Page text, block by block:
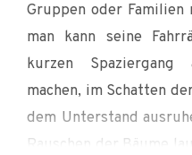
Gruppen oder
man kann seine
kurzen
machen, im Schatten
dem Unterstand
Rauschen der Bäume